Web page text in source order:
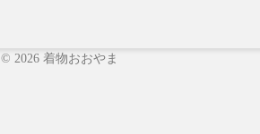
© 2026 着物おおやま